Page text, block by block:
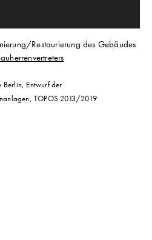
Restaurierung des Gebäudes
Entwurf der
TOPOS 2013/2019